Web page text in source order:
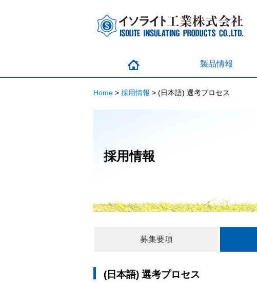
製品情報
Home > 採用情報 > (日本語) 選考プロセス
採用情報
募集要項
(日本語) 選考プロセス